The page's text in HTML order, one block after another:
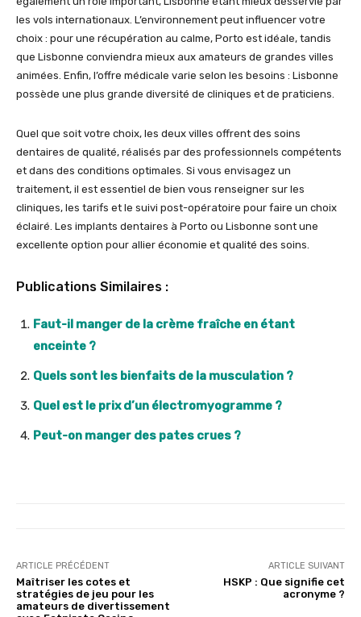
les vols internationaux. L’environnement peut influencer votre
choix : pour une récupération au calme, Porto est idéale, tandis
que Lisbonne conviendra mieux aux amateurs de grandes villes
animées. Enfin, l’offre médicale varie selon les besoins : Lisbonne
possède une plus grande diversité de cliniques et de praticiens.
Quel que soit votre choix, les deux villes offrent des soins
dentaires de qualité, réalisés par des professionnels compétents
et dans des conditions optimales. Si vous envisagez un
traitement, il est essentiel de bien vous renseigner sur les
cliniques, les tarifs et le suivi post-opératoire pour faire un choix
éclairé. Les implants dentaires à Porto ou Lisbonne sont une
excellente option pour allier économie et qualité des soins.
Publications Similaires :
Faut-il manger de la crème fraîche en étant
enceinte ?
Quels sont les bienfaits de la musculation ?
Quel est le prix d’un électromyogramme ?
Peut-on manger des pates crues ?
ARTICLE PRÉCÉDENT
Maîtriser les cotes et
stratégies de jeu pour les
amateurs de divertissement
ARTICLE SUIVANT
HSKP : Que signifie cet
acronyme ?